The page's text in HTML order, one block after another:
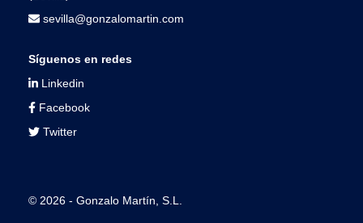
sevilla@gonzalomartin.com
Síguenos en redes
Linkedin
Facebook
Twitter
© 2026 - Gonzalo Martín, S.L.